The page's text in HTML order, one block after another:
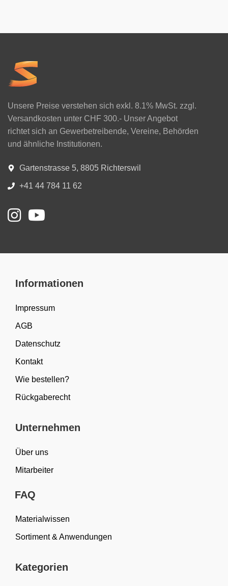
Unsere Preise verstehen sich exkl. 8.1% MwSt. zzgl.
Versandkosten unter CHF 300.- Unser Angebot
richtet sich an Gewerbetreibende, Vereine, Behörden
und ähnliche Institutionen.
Gartenstrasse 5, 8805 Richterswil
+41 44 784 11 62
Informationen
Impressum
AGB
Datenschutz
Kontakt
Wie bestellen?
Rückgaberecht
Unternehmen
Über uns
Mitarbeiter
FAQ
Materialwissen
Sortiment & Anwendungen
Kategorien